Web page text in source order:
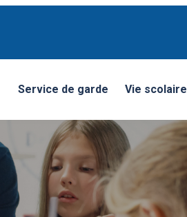
Service de garde Vie scolaire